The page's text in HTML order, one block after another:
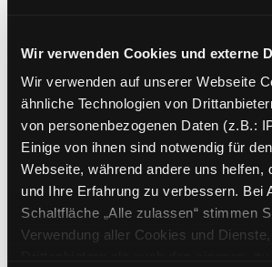
Wir verwenden Cookies und externe
Wir verwenden auf unserer Webseite
ähnliche Technologien von
von personenbezogenen Daten (z.B.:
Einige von ihnen sind notwendig für
Webseite, während andere uns helfen,
und Ihre Erfahrung zu verbessern. Bei
Schaltfläche „Alle zulassen“ stimmen
Verwendung aller Cookies und
Verfasser:Kuhlmann,
Exemplar-Details von
Mediengruppe:
Kosmokoty
Marcianski chroniky
Verfasser: Iljucha,
Jahr:
2022